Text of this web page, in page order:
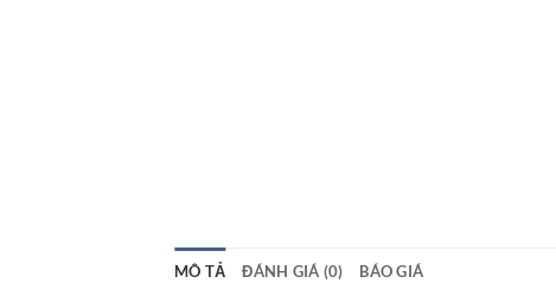
MÔ TẢ ĐÁNH GIÁ (0) BÁO GIÁ